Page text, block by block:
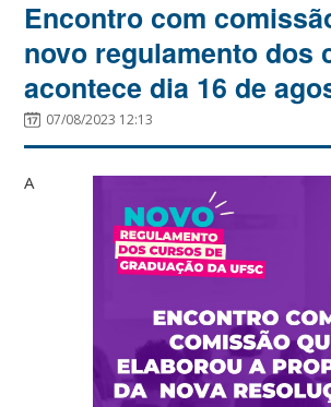
Encontro com
novo regulamento dos
acontece dia 16 de
07/08/2023 12:13
A